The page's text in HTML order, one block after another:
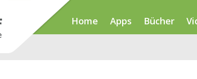
Home Apps Bücher